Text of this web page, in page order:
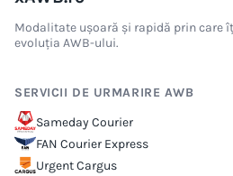
Modalitate ușoară și rapidă prin care
evoluția AWB-ului.
SERVICII DE URMARIRE AWB
Sameday Courier
FAN Courier Express
Urgent Cargus